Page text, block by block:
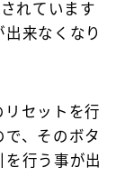
れています
来なくなり
セットを行
、そのボタ
行う事が出